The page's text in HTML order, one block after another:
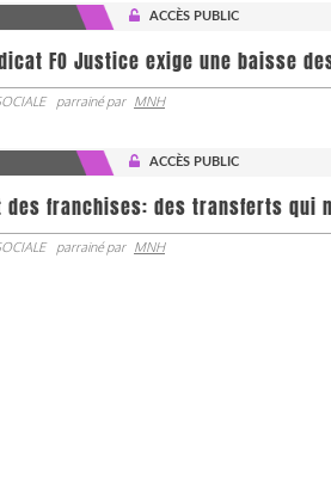
ACCÈS PUBLIC
FO Justice exige une baisse
parrainé par MNH
ACCÈS PUBLIC
des franchises: des transferts
parrainé par MNH